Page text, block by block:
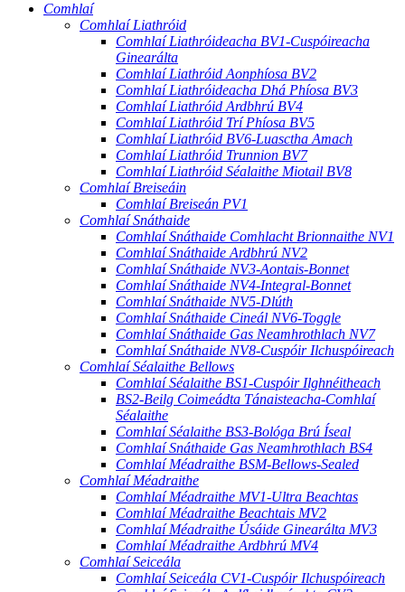
Comhlaí
Comhlaí Liathróid
Comhlaí Liathróideacha BV1-Cuspóireacha
Ginearálta
Comhlaí Liathróid Aonphíosa BV2
Comhlaí Liathróideacha Dhá Phíosa BV3
Comhlaí Liathróid Ardbhrú BV4
Comhlaí Liathróid Trí Phíosa BV5
Comhlaí Liathróid BV6-Luasctha Amach
Comhlaí Liathróid Trunnion BV7
Comhlaí Liathróid Séalaithe Miotail BV8
Comhlaí Breiseáin
Comhlaí Breiseán PV1
Comhlaí Snáthaide
Comhlaí Snáthaide Comhlacht Brionnaithe NV1
Comhlaí Snáthaide Ardbhrú NV2
Comhlaí Snáthaide NV3-Aontais-Bonnet
Comhlaí Snáthaide NV4-Integral-Bonnet
Comhlaí Snáthaide NV5-Dlúth
Comhlaí Snáthaide Cineál NV6-Toggle
Comhlaí Snáthaide Gas Neamhrothlach NV7
Comhlaí Snáthaide NV8-Cuspóir Ilchuspóireach
Comhlaí Séalaithe Bellows
Comhlaí Séalaithe BS1-Cuspóir Ilghnéitheach
BS2-Beilg Coimeádta Tánaisteacha-Comhlaí
Séalaithe
Comhlaí Séalaithe BS3-Bológa Brú Íseal
Comhlaí Snáthaide Gas Neamhrothlach BS4
Comhlaí Méadraithe BSM-Bellows-Sealed
Comhlaí Méadraithe
Comhlaí Méadraithe MV1-Ultra Beachtas
Comhlaí Méadraithe Beachtais MV2
Comhlaí Méadraithe Úsáide Ginearálta MV3
Comhlaí Méadraithe Ardbhrú MV4
Comhlaí Seiceála
Comhlaí Seiceála CV1-Cuspóir Ilchuspóireach